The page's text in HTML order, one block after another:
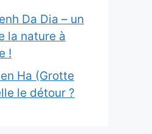
Da Dia – un
la nature à
!
Ha (Grotte
le détour ?